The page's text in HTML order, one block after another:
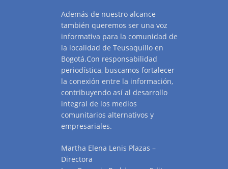
Además de nuestro alcance
también queremos ser una voz
informativa para la comunidad de
la localidad de Teusaquillo en
Bogotá.Con responsabilidad
periodística, buscamos fortalecer
la conexión entre la información,
contribuyendo así al desarrollo
integral de los medios
comunitarios alternativos y
empresariales.
Martha Elena Lenis Plazas –
Directora